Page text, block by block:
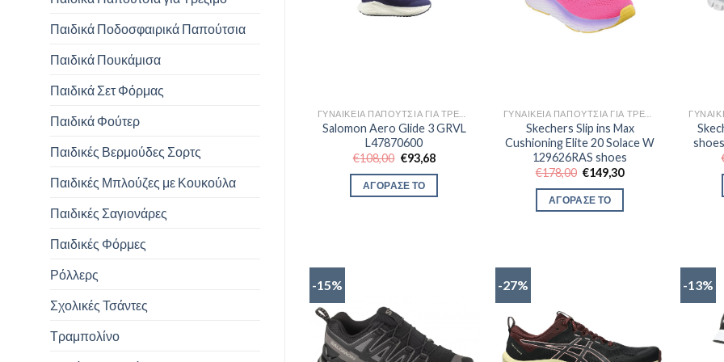
Παιδικά Ποδοσφαιρικά Παπούτσια
Παιδικά Πουκάμισα
Παιδικά Σετ Φόρμας
Παιδικά Φούτερ
Παιδικές Βερμούδες Σορτς
Παιδικές Μπλούζες με Κουκούλα
Παιδικές Σαγιονάρες
Παιδικές Φόρμες
Ρόλλερς
Σχολικές Τσάντες
Τραμπολίνο
Salomon Aero Glide 3 GRVL
L47870600
€108,00 Original
price
was:
€108,00.
€93,68Η
τιμή
ΑΓΟΡΑΣΕ ΤΟ
Skechers Slip ins Max
Cushioning Elite 20 Solace W
129626RAS shoes
€178,00 Original
was:
€178,00.
€149,30Η
ΑΓΟΡΑΣΕ ΤΟ
-15% -27% -13%